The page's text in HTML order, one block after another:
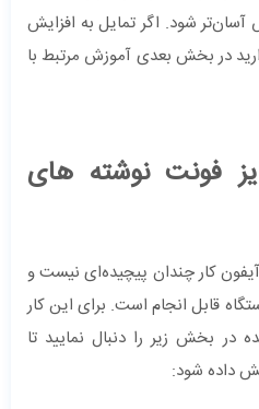
شود. اگر تمایل به افزایش
در بخش بعدی آموزش مرتبط با
فونت نوشته های
کار چندان پیچیده‌ای نیست و
قابل انجام است. برای این کار
در بخش زیر را دنبال نمایید تا
داده شود: